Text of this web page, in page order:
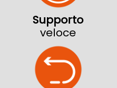
Supporto
veloce